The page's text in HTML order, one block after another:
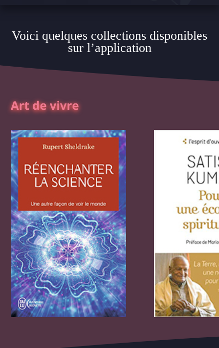
Voici quelques collections disponibles
sur l’application